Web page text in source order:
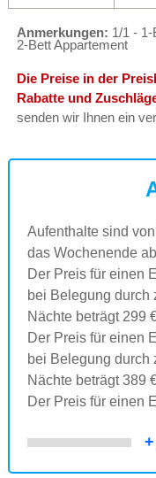
Anmerkungen: 1/1 -
2-Bett Appartement
Die Preise in der
Rabatte und
senden wir Ihnen ein
Aufenthalte sind
das Wochenende
Der Preis für einen
bei Belegung durch
Nächte beträgt 299
Der Preis für einen
bei Belegung durch
Nächte beträgt 389
Der Preis für einen
+